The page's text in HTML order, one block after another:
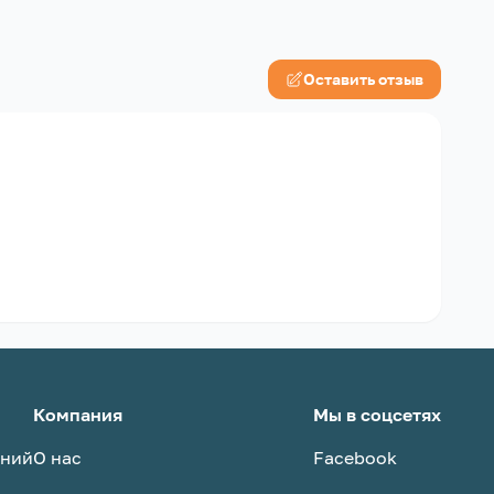
Оставить отзыв
Компания
О нас
Мы в соцсетях
Facebook